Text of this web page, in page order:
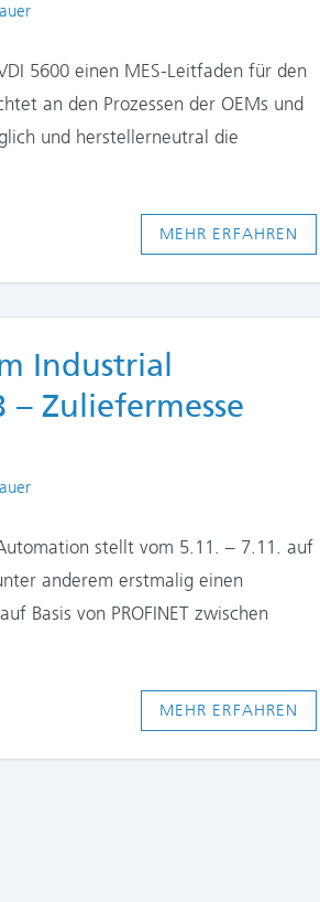
5600 einen MES-Leitfaden für den
an den Prozessen der OEMs und
und herstellerneutral die
MEHR ERFAHREN
Industrial
Zuliefermesse
stellt vom 5.11. – 7.11. auf
anderem erstmalig einen
Basis von PROFINET zwischen
MEHR ERFAHREN